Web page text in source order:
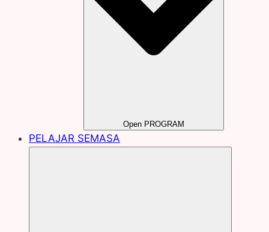
Open PROGRAM
PELAJAR SEMASA